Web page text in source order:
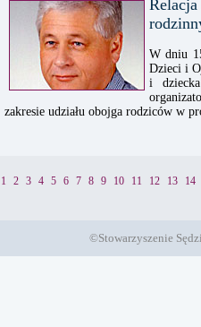
W dniu
Dzieci i
i
zakresie udziału obojga rodziców w
1 2 3 4 5 6 7 8 9 10 11 12 13 14
©Stowarzyszenie